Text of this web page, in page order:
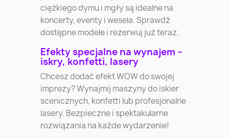
ciężkiego dymu i mgły są idealne na
koncerty, eventy i wesela. Sprawdź
dostępne modele i rezerwuj już teraz.
Efekty specjalne na wynajem –
iskry, konfetti, lasery
Chcesz dodać efekt WOW do swojej
imprezy? Wynajmij maszyny do iskier
scenicznych, konfetti lub profesjonalne
lasery. Bezpieczne i spektakularne
rozwiązania na każde wydarzenie!